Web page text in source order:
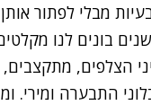
מבלי לפתור
בדרך, מה טוב. כך במשך יותר מ-20
הצלפים, מתקצבים,
התבערה ומירי.